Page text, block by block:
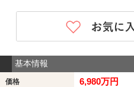
基本情報
価格 6,980万円